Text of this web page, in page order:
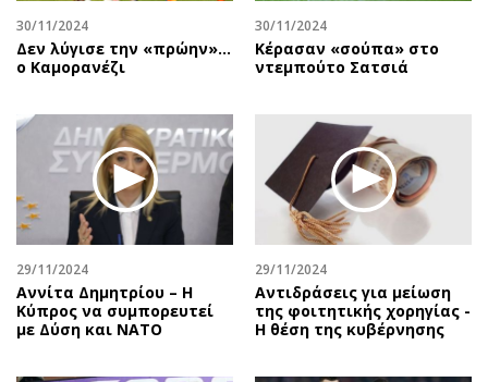
30/11/2024
Δεν λύγισε την «πρώην»…
ο Καμορανέζι
30/11/2024
Κέρασαν «σούπα» στο
ντεμπούτο Σατσιά
29/11/2024
Αννίτα Δημητρίου – Η
Κύπρος να συμπορευτεί
με Δύση και ΝΑΤΟ
29/11/2024
Αντιδράσεις για μείωση
της φοιτητικής χορηγίας -
Η θέση της κυβέρνησης